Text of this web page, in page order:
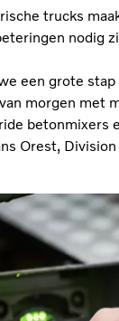
trucks
nodig
een grote
morgen met
Orest,